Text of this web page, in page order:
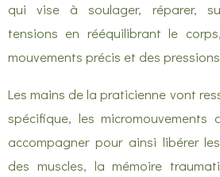
qui vise à soulager, réparer,
tensions en rééquilibrant le
mouvements précis et des
Les mains de la praticienne vont
spécifique, les
accompagner pour ainsi libérer
des muscles, la mémoire